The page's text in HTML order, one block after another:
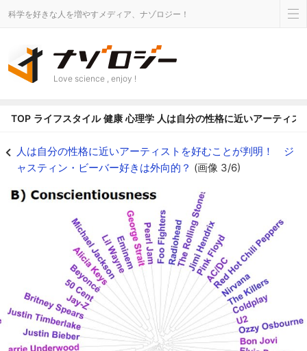
科学を好きな人を増やすメディア、ナゾロジー！
Love science , enjoy !
TOP ライフスタイル 健康 心理学 人は自分の性格に近いアーティ
人は自分の性格に近いアーティストを好むことが判明！ ジ
ャスティン・ビーバー好きは外向的？ (画像 3/6)